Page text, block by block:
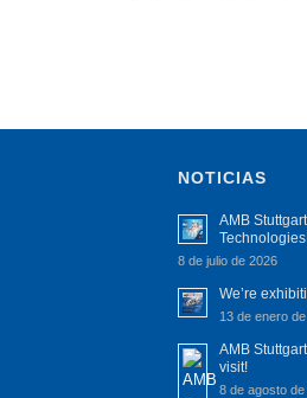
NOTICIAS
AMB
8 de julio de 2026
We’re
13 de enero
AMB
visit!
8 de agosto de